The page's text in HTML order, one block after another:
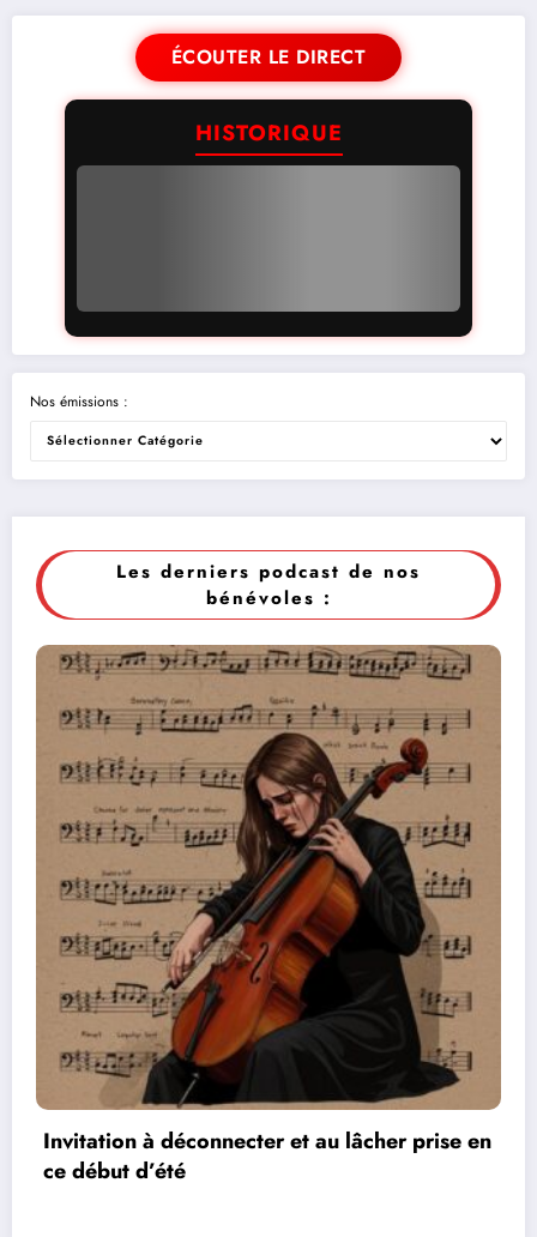
ÉCOUTER LE DIRECT
HISTORIQUE
Nos émissions :
Les derniers podcast de nos
bénévoles :
Les réseaux de communication entre les jeux
vidéos